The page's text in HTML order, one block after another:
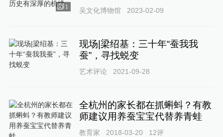
1 吴文化博物馆 2023-02-09
现场|梁绍基：三十年“蚕我我
蚕”，寻找蜕变
艺术评论 2021-09-28
全杭州的家长都在抓蝌蚪？有教
师建议用养蚕宝宝代替养青蛙
教育家 2018-03-20 12评